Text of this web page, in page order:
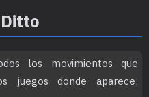
los movimientos que
juegos donde aparece: